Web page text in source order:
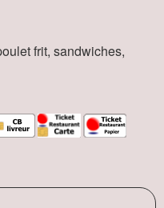
frit, sandwiches,